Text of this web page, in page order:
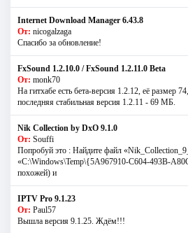
Internet Download Manager 6.43.8
От: nicogalzaga
Спасибо за обновление!
FxSound 1.2.10.0 / FxSound 1.2.11.0 Beta
От: monk70
На гитхабе есть бета-версия 1.2.12, её размер
последняя стабильная версия 1.2.11 - 69 МБ.
Nik Collection by DxO 9.1.0
От: Souffi
Попробуй это : Найдите файл
«C:\Windows\Temp\{5A967910-C604-493B-
похожей) и
IPTV Pro 9.1.23
От: Paul57
Вышла версия 9.1.25. Ждём!!!